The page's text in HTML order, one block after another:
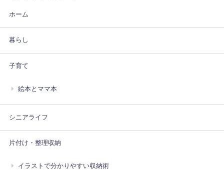
ホーム
暮らし
子育て
絵本とママ本
シニアライフ
片付け・整理収納
イラストで分かりやすい収納術